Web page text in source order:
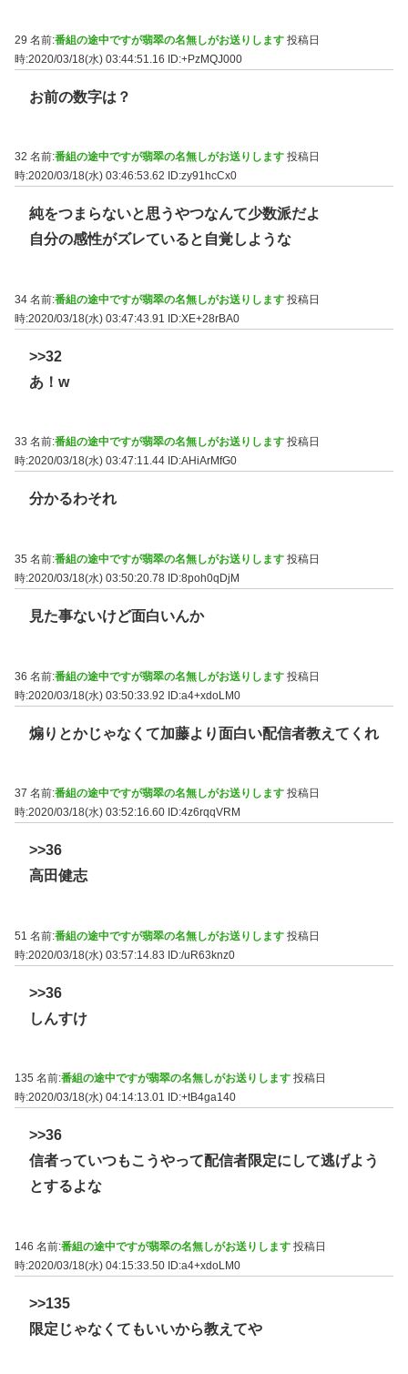
29 名前:番組の途中ですが翡翠の名無しがお送りします 投稿日
時:2020/03/18(水) 03:44:51.16 ID:+PzMQJ000
お前の数字は？
32 名前:番組の途中ですが翡翠の名無しがお送りします 投稿日
時:2020/03/18(水) 03:46:53.62
ID:zy91hcCx0
純をつまらないと思うやつなんて少数派だよ
自分の感性がズレていると自覚しような
34 名前:番組の途中ですが翡翠の名無しがお送りします 投稿日
時:2020/03/18(水) 03:47:43.91 ID:XE+28rBA0
>>32
あ！w
33 名前:番組の途中ですが翡翠の名無しがお送りします 投稿日
時:2020/03/18(水) 03:47:11.44 ID:AHiArMfG0
分かるわそれ
35 名前:番組の途中ですが翡翠の名無しがお送りします 投稿日
時:2020/03/18(水) 03:50:20.78 ID:8poh0qDjM
見た事ないけど面白いんか
36 名前:番組の途中ですが翡翠の名無しがお送りします 投稿日
時:2020/03/18(水) 03:50:33.92 ID:a4+xdoLM0
煽りとかじゃなくて加藤より面白い配信者教えてくれ
37 名前:番組の途中ですが翡翠の名無しがお送りします 投稿日
時:2020/03/18(水) 03:52:16.60 ID:4z6rqqVRM
>>36
高田健志
51 名前:番組の途中ですが翡翠の名無しがお送りします 投稿日
時:2020/03/18(水) 03:57:14.83 ID:/uR63knz0
>>36
しんすけ
135 名前:番組の途中ですが翡翠の名無しがお送りします 投稿日
時:2020/03/18(水) 04:14:13.01
ID:+tB4ga140
>>36
信者っていつもこうやって配信者限定にして逃げよう
とするよな
146 名前:番組の途中ですが翡翠の名無しがお送りします 投稿日
時:2020/03/18(水) 04:15:33.50 ID:a4+xdoLM0
>>135
限定じゃなくてもいいから教えてや